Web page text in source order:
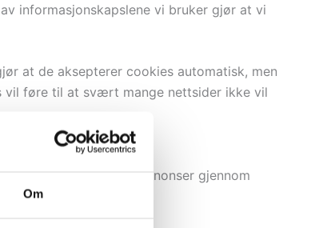
Om
informasjonskapslene vi bruker gjør at vi
at de aksepterer cookies automatisk, men
vil føre til at svært mange nettsider ikke vil
vise relevante annonser gjennom